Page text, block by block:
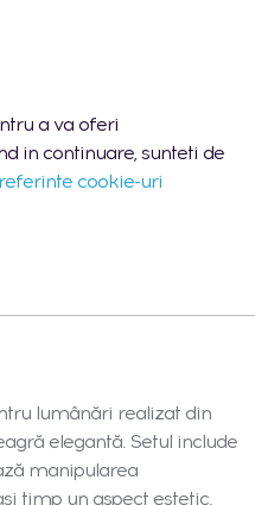
10:00 -
22:00
Lun-Dum:
lumânări realizat din
elegantă. Setul include
manipularea
timp un aspect estetic.
a va oferi
in continuare, sunteti de
cookie-uri